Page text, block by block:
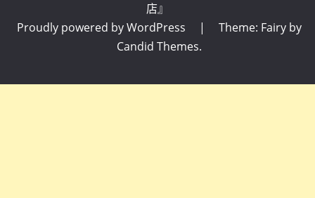
店』
Proudly powered by WordPress
|
Theme: Fairy by
Candid Themes.